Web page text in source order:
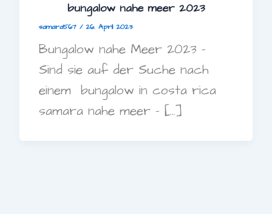
bungalow nahe meer 2023
samara567 / 26. April 2023
Bungalow nahe Meer 2023 –
Sind sie auf der Suche nach
einem bungalow in costa rica
samara nahe meer – […]